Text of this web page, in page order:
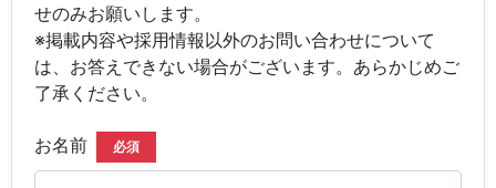
せのみお願いします。
※掲載内容や採用情報以外のお問い合わせについて
は、お答えできない場合がございます。あらかじめご
了承ください。
お名前 必須